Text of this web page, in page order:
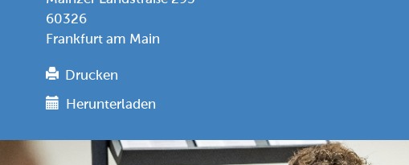
60326
Frankfurt am Main
Drucken
Herunterladen